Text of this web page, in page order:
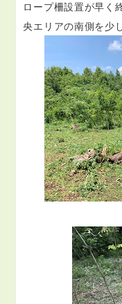
ロープ柵設置が早く
央エリアの南側を少